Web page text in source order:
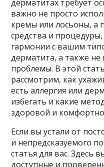
дерматитах требует
важно не просто
кремы или лосьоны, а
средства и
гармонии с вашим
дерматита, а также не
проблемы. В этой
рассмотрим, как
есть аллергия или
избегать и какие
здоровой и
Если вы устали от
и непредсказуемого
статья для вас. Здесь
доступные и